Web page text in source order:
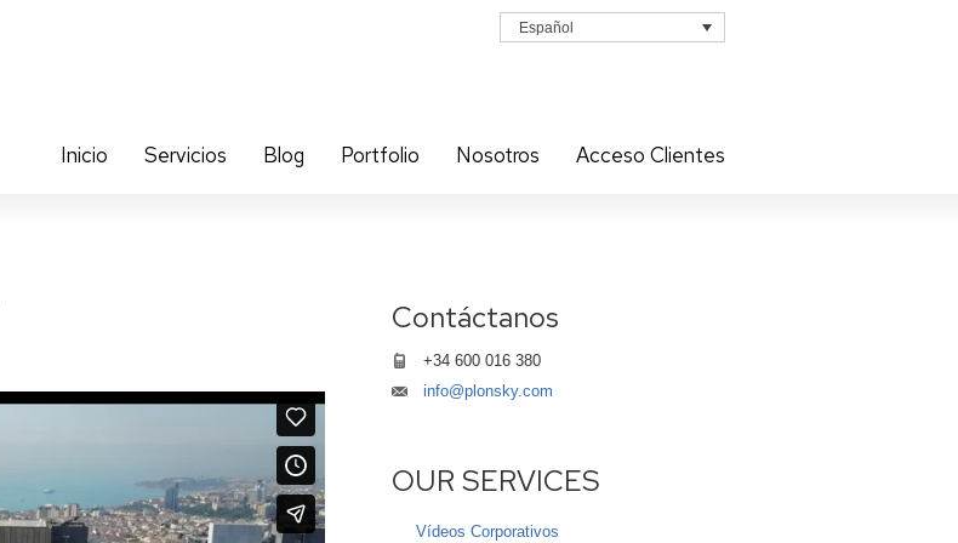
Español
Inicio Servicios Blog Portfolio Nosotros Acceso Clientes
Contáctanos
+34 600 016 380
info@plonsky.com
OUR SERVICES
Vídeos Corporativos